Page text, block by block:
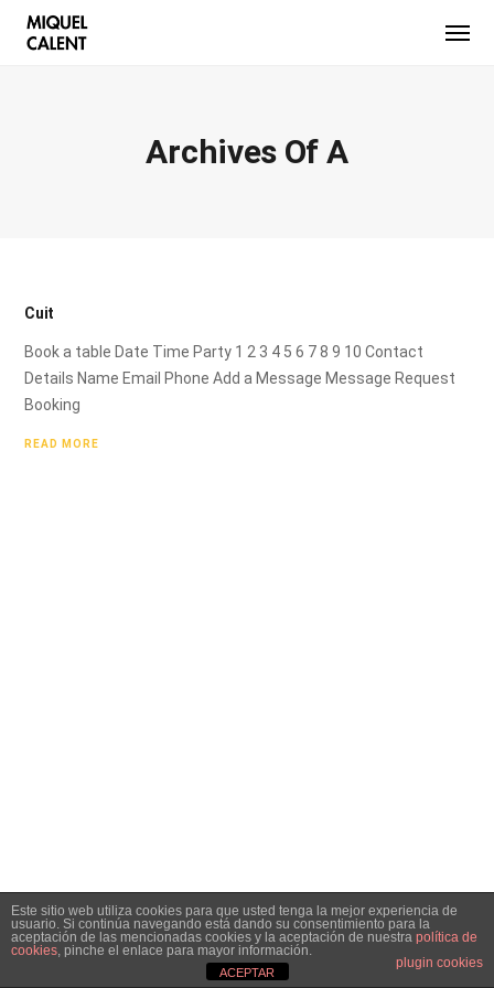
Archives Of A
Cuit
Book a table Date Time Party 1 2 3 4 5 6 7 8 9 10 Contact
Details Name Email Phone Add a Message Message Request
Booking
READ MORE
Este sitio web utiliza cookies para que usted tenga la mejor experiencia de
usuario. Si continúa navegando está dando su consentimiento para la
aceptación de las mencionadas cookies y la aceptación de nuestra política de
cookies, pinche el enlace para mayor información.
plugin cookies
ACEPTAR